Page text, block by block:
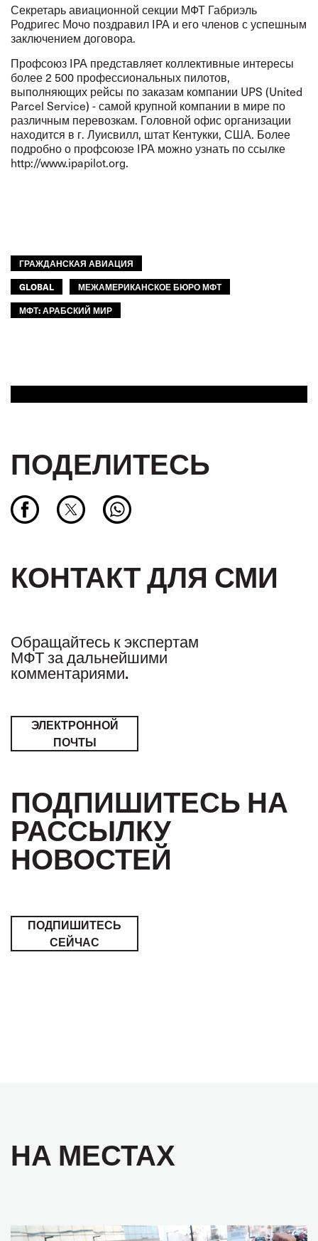
Секретарь авиационной секции МФТ Габриэль
Родригес Мочо поздравил IPA и его членов с успешным
заключением договора.
Профсоюз IPA представляет коллективные интересы
более 2 500 профессиональных пилотов,
выполняющих рейсы по заказам компании UPS (United
Parcel Service) - самой крупной компании в мире по
различным перевозкам. Головной офис организации
находится в г. Луисвилл, штат Кентукки, США. Более
подробно о профсоюзе IPA можно узнать по ссылке
http://www.ipapilot.org.
ГРАЖДАНСКАЯ АВИАЦИЯ
GLOBAL
МЕЖАМЕРИКАНСКОЕ БЮРО МФТ
МФТ: АРАБСКИЙ МИР
ПОДЕЛИТЕСЬ
КОНТАКТ ДЛЯ СМИ
Обращайтесь к экспертам
МФТ за дальнейшими
комментариями.
ЭЛЕКТРОННОЙ
ПОЧТЫ
ПОДПИШИТЕСЬ НА
РАССЫЛКУ
НОВОСТЕЙ
ПОДПИШИТЕСЬ
СЕЙЧАС
НА МЕСТАХ